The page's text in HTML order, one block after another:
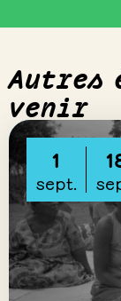
Autres
venir
1
sept.